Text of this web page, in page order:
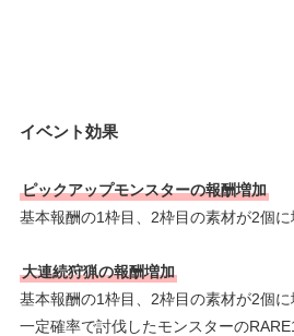
イベント効果
ピックアップモンスターの報酬増加
基本報酬の1枠目、2枠目の素材が2個に
大連続狩猟の報酬増加
基本報酬の1枠目、2枠目の素材が2個に
一定確率で討伐したモンスターの